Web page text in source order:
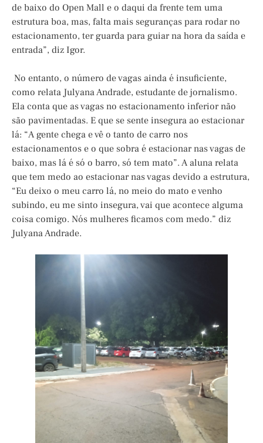
de baixo do Open Mall e o daqui da frente tem uma
estrutura boa, mas, falta mais seguranças para rodar no
estacionamento, ter guarda para guiar na hora da saída e
entrada”, diz Igor.
No entanto, o número de vagas ainda é insuficiente,
como relata Julyana Andrade, estudante de jornalismo.
Ela conta que as vagas no estacionamento inferior não
são pavimentadas. E que se sente insegura ao estacionar
lá: “A gente chega e vê o tanto de carro nos
estacionamentos e o que sobra é estacionar nas vagas de
baixo, mas lá é só o barro, só tem mato”. A aluna relata
que tem medo ao estacionar nas vagas devido a estrutura,
“Eu deixo o meu carro lá, no meio do mato e venho
subindo, eu me sinto insegura, vai que acontece alguma
coisa comigo. Nós mulheres ficamos com medo.” diz
Julyana Andrade.